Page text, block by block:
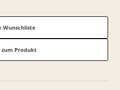
Wunschliste
zum Produkt